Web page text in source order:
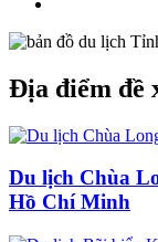
Địa điểm đề
Du lịch Chùa
Hồ Chí Minh